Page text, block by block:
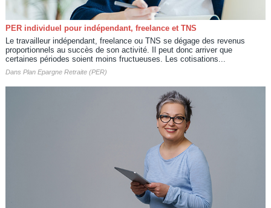
PER individuel pour indépendant, freelance et TNS
Le travailleur indépendant, freelance ou TNS se dégage des revenus
proportionnels au succès de son activité. Il peut donc arriver que
certaines périodes soient moins fructueuses. Les cotisations...
Dans Plan Epargne Retraite (PER)